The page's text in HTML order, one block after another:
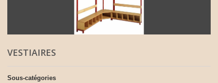
VESTIAIRES
Sous-catégories